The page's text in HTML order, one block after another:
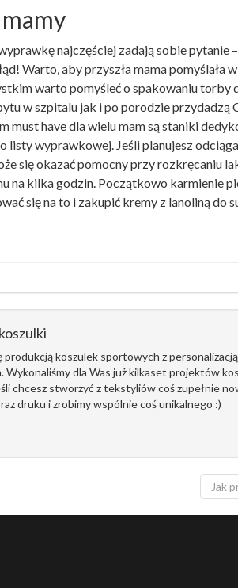
najczęściej zadają sobie pytanie –
Warto, aby przyszła mama pomyślała
warto pomyśleć o spakowaniu torby
w szpitalu jak i po porodzie przydadzą
must have dla wielu mam są staniki
listy wyprawkowej. Jeśli planujesz
się okazać pomocny przy rozkręcaniu
na kilka godzin. Początkowo karmienie
się na to i zakupić kremy z lanoliną do
produkcją koszulek sportowych z
Wykonaliśmy dla Was już kilkaset projektów
chcesz stworzyć z tekstyliów coś zupełnie
druku i zrobimy wspólnie coś unikalnego :)
Jak